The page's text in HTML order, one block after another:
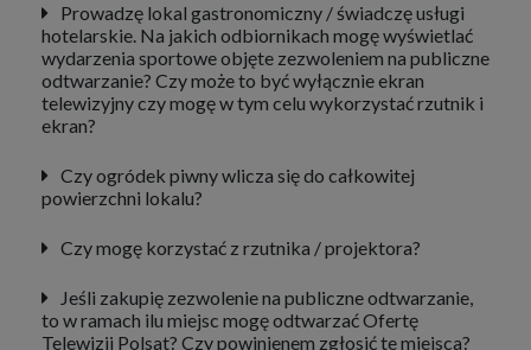
Prowadzę lokal gastronomiczny / świadczę usługi
hotelarskie. Na jakich odbiornikach mogę wyświetlać
wydarzenia sportowe objęte zezwoleniem na publiczne
odtwarzanie? Czy może to być wyłącznie ekran
telewizyjny czy mogę w tym celu wykorzystać rzutnik i
ekran?
Czy ogródek piwny wlicza się do całkowitej
powierzchni lokalu?
Czy mogę korzystać z rzutnika / projektora?
Jeśli zakupię zezwolenie na publiczne odtwarzanie,
to w ramach ilu miejsc mogę odtwarzać Ofertę
Telewizji Polsat? Czy powinienem zgłosić te miejsca?